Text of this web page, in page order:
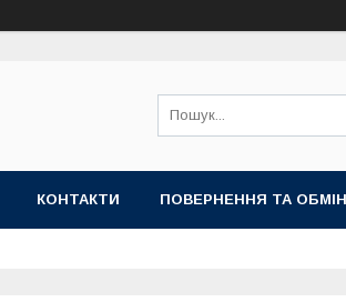
КОНТАКТИ ПОВЕРНЕННЯ ТА ОБМІН